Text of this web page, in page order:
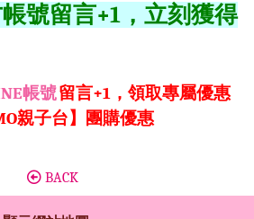
號留言+1，立刻獲得
帳號留言+1，領取專屬優惠
親子台】團購優惠
BACK